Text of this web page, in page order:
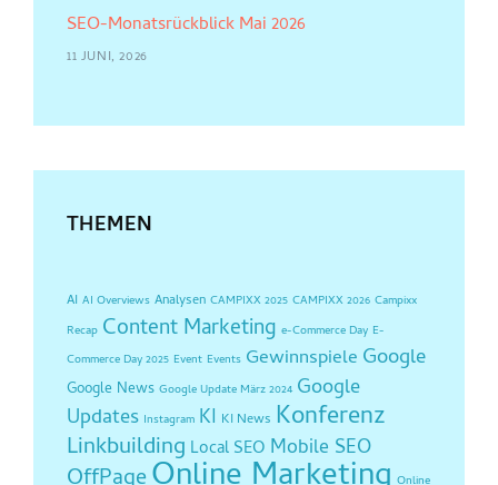
SEO-Monatsrückblick Mai 2026
11 JUNI, 2026
THEMEN
AI AI Overviews Analysen CAMPIXX 2025 CAMPIXX 2026 Campixx
Recap Content Marketing e-Commerce Day E-
Commerce Day 2025 Event Events Gewinnspiele Google
Google News Google Update März 2024 Google
Updates Instagram KI KI News Konferenz
Linkbuilding Local SEO Mobile SEO